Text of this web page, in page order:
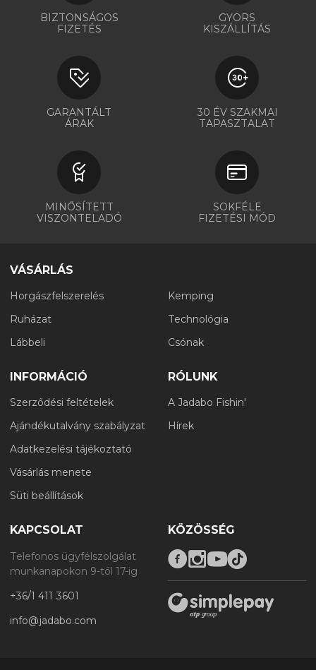
BIZTONSÁGOS
FIZETÉS
GYORS
KISZÁLLÍTÁS
GARANTÁLT
ÁRAK
30 ÉV SZAKMAI
TAPASZTALAT
MINŐSÍTETT
VISZONTELADÓ
SOKFÉLE
FIZETÉSI MÓD
VÁSÁRLÁS
Horgászfelszerelés
Ruházat
Lábbeli
Kemping
Technológia
Csónak
INFORMÁCIÓ
Szerződési feltételek
Ajándékutalvány szabályzat
Adatkezelési tájékoztató
Vásárlás menete
Süti beállítások
RÓLUNK
A Jadabo Fishin'
Hírek
KAPCSOLAT
Telefonos ügyfélszolgálat
munkanapokon 9-től 17-ig
+36/1 411 3601
info@jadabo.com
KÖZÖSSÉG